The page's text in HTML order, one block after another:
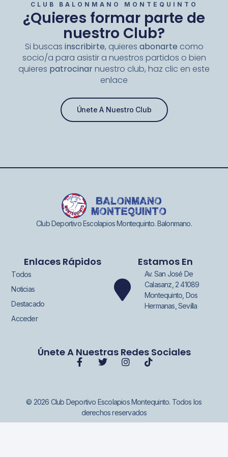
CLUB BALONMANO MONTEQUINTO
¿Quieres formar parte de
nuestro Club?
Si buscas inscribirte, quieres abonarte como
socio/a para asistir a nuestros partidos o bien
quieres patrocinarnuestro club, haz clic en este
enlace
Únete A Nuestro Club
Club Deportivo Escolapios Montequinto. Balonmano.
Enlaces Rápidos
Todos
Noticias
Destacado
Acceder
Estamos En
Av. San José De
Calasanz, 2 41089
Montequinto, Dos
Hermanas, Sevilla
Únete A Nuestras Redes Sociales
© 2026 Club Deportivo Escolapios Montequinto. Todos los
derechos reservados